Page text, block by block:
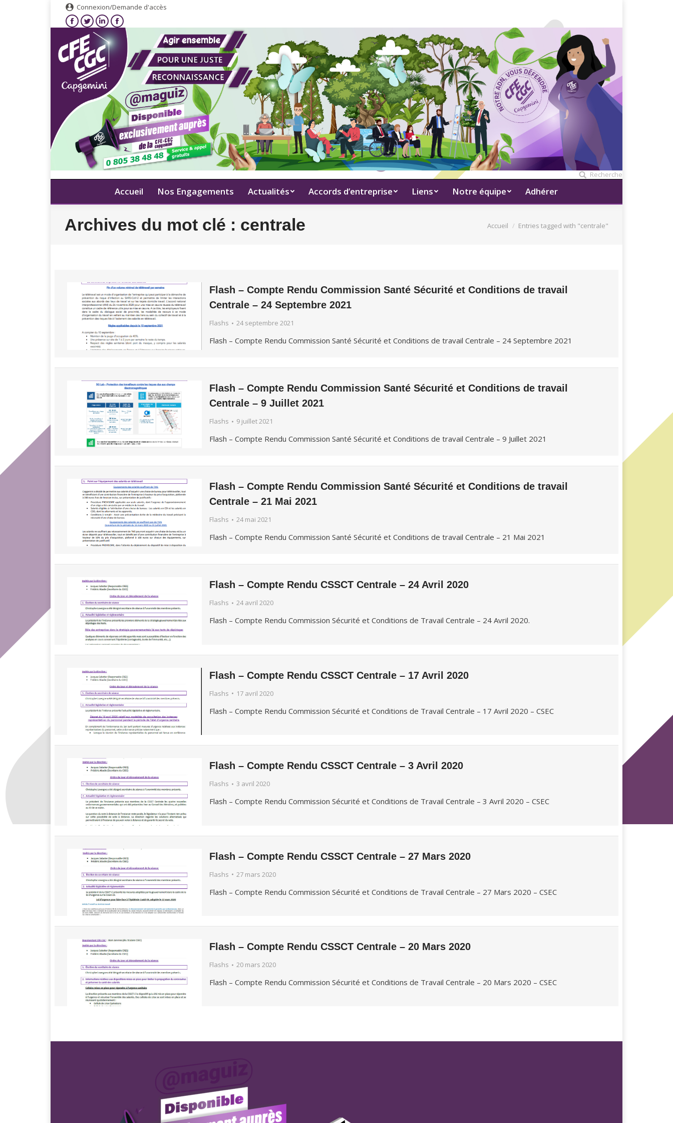
Connexion/Demande d'accès
Recherche
Accueil Nos Engagements Actualités Accords d’entreprise Liens Notre équipe Adhérer
Archives du mot clé : centrale Vous êtes ici
Accueil Entries tagged with "centrale"
Flash – Compte Rendu Commission Santé Sécurité et Conditions de travail
Centrale – 24 Septembre 2021
Flashs 24 septembre 2021
Flash – Compte Rendu Commission Santé Sécurité et Conditions de travail Centrale – 24 Septembre 2021
Flash – Compte Rendu Commission Santé Sécurité et Conditions de travail
Centrale – 9 Juillet 2021
Flashs 9 juillet 2021
Flash – Compte Rendu Commission Santé Sécurité et Conditions de travail Centrale – 9 Juillet 2021
Flash – Compte Rendu Commission Santé Sécurité et Conditions de travail
Centrale – 21 Mai 2021
Flashs 24 mai 2021
Flash – Compte Rendu Commission Santé Sécurité et Conditions de travail Centrale – 21 Mai 2021
Flash – Compte Rendu CSSCT Centrale – 24 Avril 2020
Flashs 24 avril 2020
Flash – Compte Rendu Commission Sécurité et Conditions de Travail Centrale – 24 Avril 2020.
Flash – Compte Rendu CSSCT Centrale – 17 Avril 2020
Flashs 17 avril 2020
Flash – Compte Rendu Commission Sécurité et Conditions de Travail Centrale – 17 Avril 2020 – CSEC
Flash – Compte Rendu CSSCT Centrale – 3 Avril 2020
Flashs 3 avril 2020
Flash – Compte Rendu Commission Sécurité et Conditions de Travail Centrale – 3 Avril 2020 – CSEC
Flash – Compte Rendu CSSCT Centrale – 27 Mars 2020
Flashs 27 mars 2020
Flash – Compte Rendu Commission Sécurité et Conditions de Travail Centrale – 27 Mars 2020 – CSEC
Flash – Compte Rendu CSSCT Centrale – 20 Mars 2020
Flashs 20 mars 2020
Flash – Compte Rendu Commission Sécurité et Conditions de Travail Centrale – 20 Mars 2020 – CSEC